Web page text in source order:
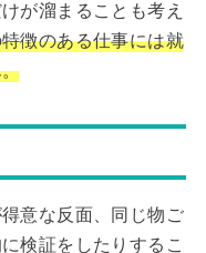
が溜まることも考え
徴のある仕事には就
意な反面、同じ物ご
検証をしたりするこ